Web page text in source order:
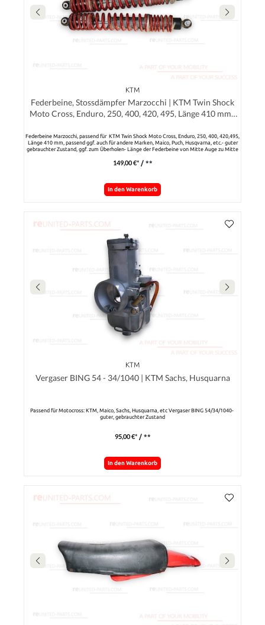
KTM
Federbeine, Stossdämpfer Marzocchi | KTM Twin Shock
Moto Cross, Enduro, 250, 400, 420, 495, Länge 410 mm I
varna, etc.
Federbeine Marzocchi, passend für KTM Twin Shock Moto Cross, Enduro, 250, 400, 420,495,
Länge 410 mm, passend ggf. auch für andere Marken, Maico, Puch, Husqvarna, etc.- guter
gebrauchter Zustand, ggf. zum Überholen- Länge der Federbeine von Mitte Auge zu Mitte
149,00 €* / **
In den Warenkorb
KTM
Vergaser BING 54 - 34/1040 | KTM Sachs, Husquarna
Passend für Motocross: KTM, Maico, Sachs, Husquarna, etc Vergaser BING 54/34/1040-
guter, gebrauchter Zustand
95,00 €* / **
In den Warenkorb